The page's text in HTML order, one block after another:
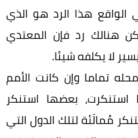
الواقع هذا الرد هو الذي
هنالك رد فإن المعتدي
لا يكلفه شيئا.
تماما وإن كانت الأمم
استنكرت، بعضها استنكر
مُمالَئة لتلك الدول التي